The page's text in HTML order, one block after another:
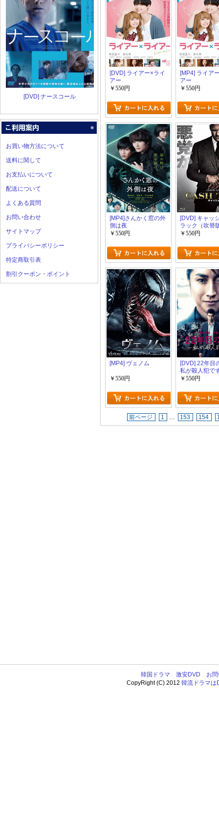
[DVD] ナースコール
お買い物方法について
送料に関して
お支払いについて
配送について
よくある質問
お問い合わせ
サイトマップ
プライバシーポリシー
特定商取引表
割引クーポン・ポイント
[DVD] ライアー×ライ
アー
￥550円
[MP4] ライア
アー
￥550円
[MP4]さんかく窓の外
側は夜
￥550円
[DVD] キャッ
ラック（吹替
￥550円
[MP4] ヴェノム
￥550円
[DVD] 22年目
私が殺人犯で
￥550円
前ページ 1 … 153 154
韓国ドラマ 激安DVD
お
CopyRight (C) 2012韓流ドラマは